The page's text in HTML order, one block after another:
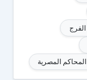
المحاكم المصرية